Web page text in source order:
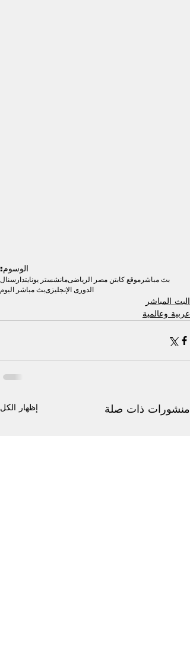
الوسوم:
بث مباشرموقع كابتن مصر الرياضىمانشستر يونايتدارسنال
الدورى الإنجليزىبث مباشر اليوم
البث المباشر
عربية وعالمية
منشورات ذات صلة إظهار الكل